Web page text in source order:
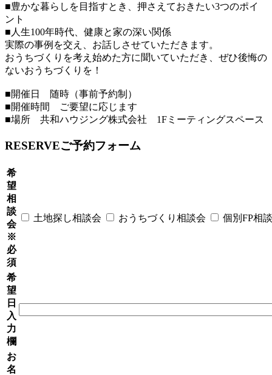
■豊かな暮らしを目指すとき、押さえておきたい3つのポイ
ント
■人生100年時代、健康と家の深い関係
実際の事例を交え、お話しさせていただきます。
おうちづくりを考え始めた方に聞いていただき、ぜひ後悔の
ないおうちづくりを！
■開催日 随時（事前予約制）
■開催時間 ご要望に応じます
■場所 共和ハウジング株式会社 1Fミーティングスペース
RESERVEご予約フォーム
希
望
相
談
会
※
必
須
土地探し相談会 おうちづくり相談会 個別FP相談
希
望
日
入
力
欄
お
名